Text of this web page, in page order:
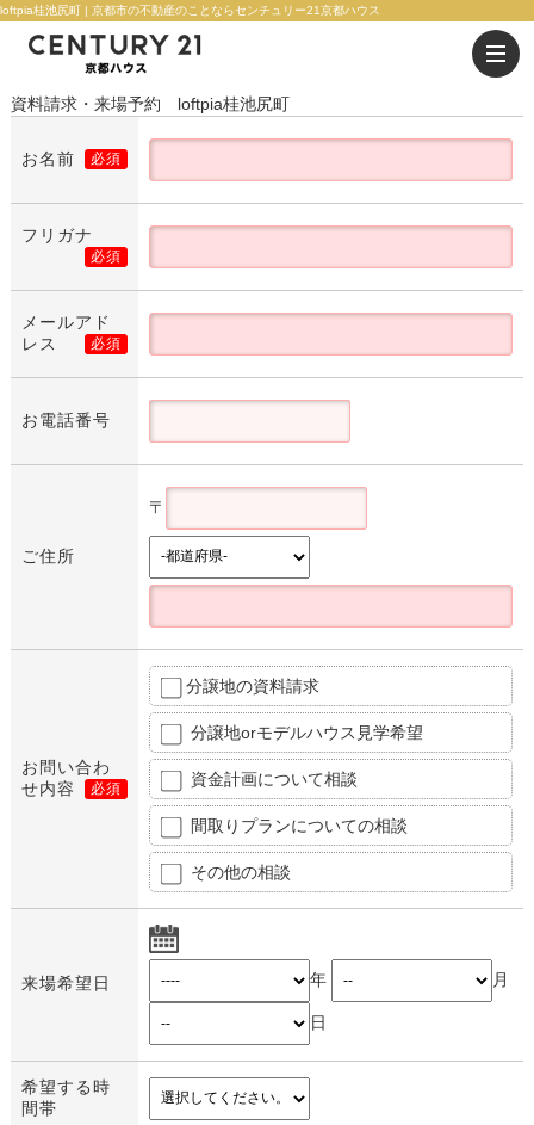
loftpia桂池尻町 | 京都市の不動産のことならセンチュリー21京都ハウス
資料請求・来場予約 loftpia桂池尻町
お名前 必須
フリガナ
必須
メールアド
レス
必須
お電話番号
ご住所
〒
お問い合わ
せ内容
必須
分譲地の資料請求
分譲地orモデルハウス見学希望
資金計画について相談
間取りプランについての相談
その他の相談
来場希望日 年 月
日
希望する時
間帯